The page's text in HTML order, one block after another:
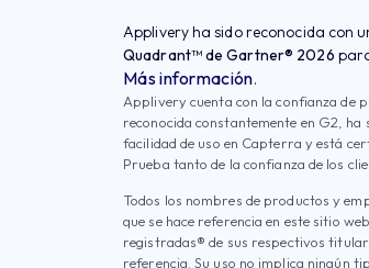
Applivery ha sido reconocida con
Quadrant™ de Gartner® 2026
Más información.
Applivery cuenta con la confianza de
reconocida constantemente en G2,
facilidad de uso en Capterra y está
Prueba tanto de la confianza de los
Todos los nombres de productos y
que se hace referencia en este sitio
registradas® de sus respectivos
referencia. Su uso no implica ningún